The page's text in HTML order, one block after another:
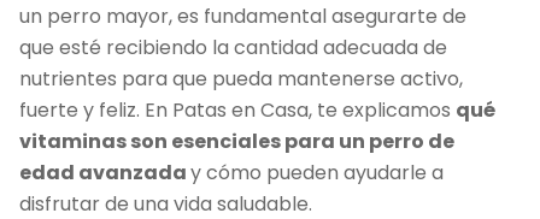
un perro mayor, es fundamental asegurarte de
que esté recibiendo la cantidad adecuada de
nutrientes para que pueda mantenerse activo,
fuerte y feliz. En Patas en Casa, te explicamos qué
vitaminas son esenciales para un perro de
edad avanzaday cómo pueden ayudarle a
disfrutar de una vida saludable.